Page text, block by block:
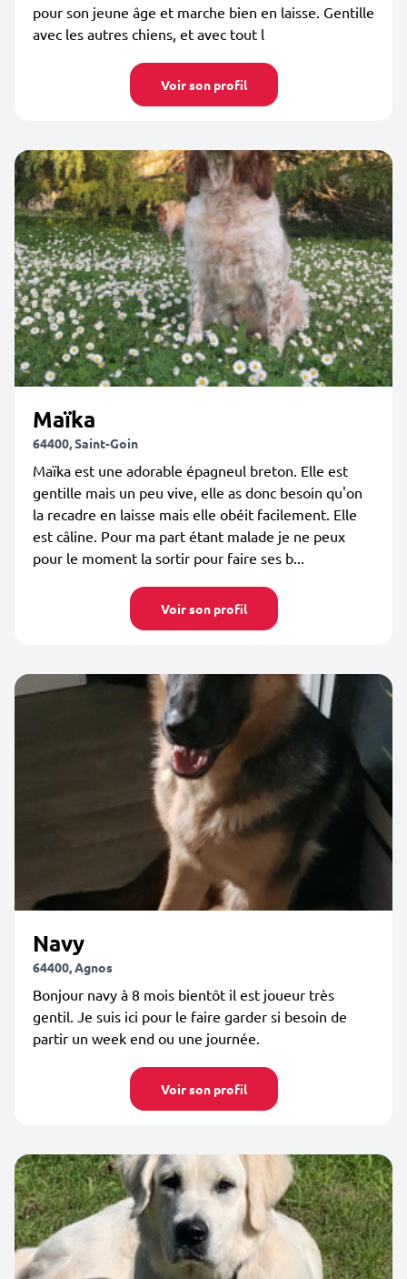
pour son jeune âge et marche bien en laisse. Gentille
avec les autres chiens, et avec tout l
Voir son profil
Maïka
64400, Saint-Goin
Maïka est une adorable épagneul breton. Elle est
gentille mais un peu vive, elle as donc besoin qu'on
la recadre en laisse mais elle obéit facilement. Elle
est câline. Pour ma part étant malade je ne peux
pour le moment la sortir pour faire ses b...
Voir son profil
Navy
64400, Agnos
Bonjour navy à 8 mois bientôt il est joueur très
gentil. Je suis ici pour le faire garder si besoin de
partir un week end ou une journée.
Voir son profil